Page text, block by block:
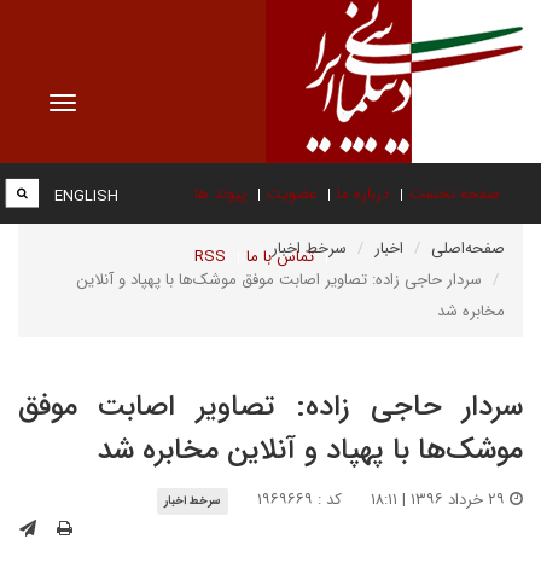
Toggle
صفحه نخست درباره ما عضویت پیوند ها
تماس با ما RSS
ENGLISH
صفحه‌اصلی اخبار
سرخط اخبار
سردار حاجی زاده: تصاویر اصابت موفق موشک‌ها با پهپاد و آنلاین
مخابره شد
سردار حاجی زاده: تصاویر اصابت موفق
موشک‌ها با پهپاد و آنلاین مخابره شد
کد : ۱۹۶۹۶۶۹ سرخط اخبار